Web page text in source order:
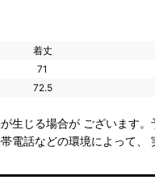
着丈
71
72.5
生じる場合が ございます。
電話などの環境によって